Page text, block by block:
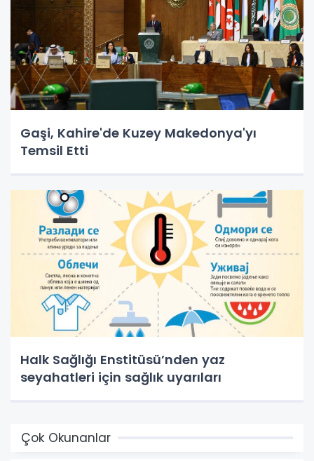
Gaşi, Kahire'de Kuzey Makedonya'yı
Temsil Etti
Halk Sağlığı Enstitüsü’nden yaz
seyahatleri için sağlık uyarıları
Çok Okunanlar